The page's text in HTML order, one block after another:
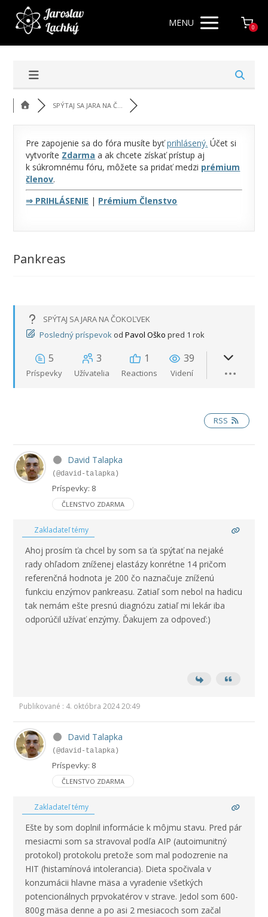
MENU 0
SPÝTAJ SA JARA NA Č...
Pre zapojenie sa do fóra musíte byťprihlásený. Účet si
vytvoríte Zdarma a ak chcete získať prístup aj
k súkromnému fóru, môžete sa pridať medzi prémium
členov.
⇒ PRIHLÁSENIE | Prémium Členstvo
Pankreas
SPÝTAJ SA JARA NA ČOKOĽVEK
Posledný príspevok od Pavol Oško pred 1 rok
5
Príspevky
3
Užívatelia
1
Reactions
39
Videní
RSS
David Talapka
(@david-talapka)
Príspevky: 8
ČLENSTVO ZDARMA
Zakladateľ témy
Ahoj prosím ťa chcel by som sa ťa spýtať na nejaké
rady ohľadom zníženej elastázy konrétne 14 pričom
referenčná hodnota je 200 čo naznačuje zníženú
funkciu enzýmov pankreasu. Zatiaľ som nebol na hadicu
tak nemám ešte presnú diagnózu zatiaľ mi lekár iba
odporúčil užívať enzýmy. Ďakujem za odpoveď:)
Publikované : 4. októbra 2024 20:49
David Talapka
(@david-talapka)
Príspevky: 8
ČLENSTVO ZDARMA
Zakladateľ témy
Ešte by som doplnil informácie k môjmu stavu. Pred pár
mesiacmi som sa stravoval podľa AIP (autoimunitný
protokol) protokolu pretože som mal podozrenie na
HIT (histamínová intolerancia). Dieta spočivala v
konzumácii hlavne mäsa a vyradenie všetkých
potencionálnych prpvokatérov v strave. Jedol som 600-
800g mäsa denne a po asi 2 mesiacoch som začal